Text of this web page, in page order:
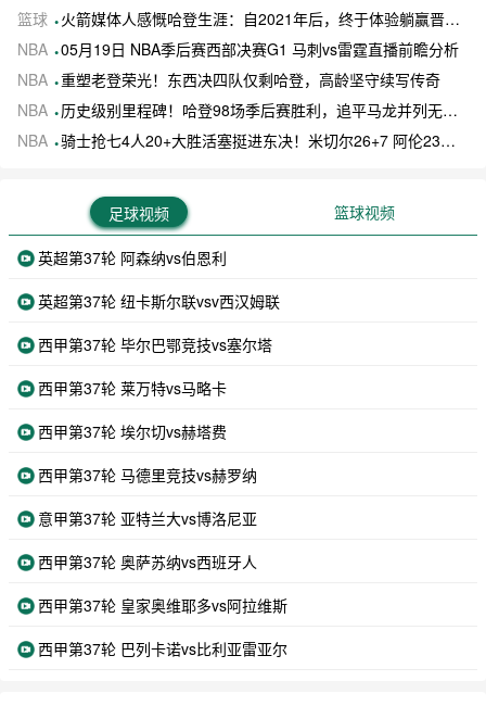
篮球
火箭媒体人感慨哈登生涯：自2021年后，终于体验躺赢晋级滋味
NBA 05月19日 NBA季后赛西部决赛G1 马刺vs雷霆直播前瞻分析
NBA 重塑老登荣光！东西决四队仅剩哈登，高龄坚守续写传奇
NBA
历史级别里程碑！哈登98场季后赛胜利，追平马龙并列无冠球员历史第一
NBA 骑士抢七4人20+大胜活塞挺进东决！米切尔26+7 阿伦23分 梅里尔23分 詹金斯17分
足球视频 篮球视频
英超第37轮 阿森纳vs伯恩利
英超第37轮 纽卡斯尔联vsv西汉姆联
西甲第37轮 毕尔巴鄂竞技vs塞尔塔
西甲第37轮 莱万特vs马略卡
西甲第37轮 埃尔切vs赫塔费
西甲第37轮 马德里竞技vs赫罗纳
意甲第37轮 亚特兰大vs博洛尼亚
西甲第37轮 奥萨苏纳vs西班牙人
西甲第37轮 皇家奥维耶多vs阿拉维斯
西甲第37轮 巴列卡诺vs比利亚雷亚尔